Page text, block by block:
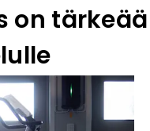
on tärkeää